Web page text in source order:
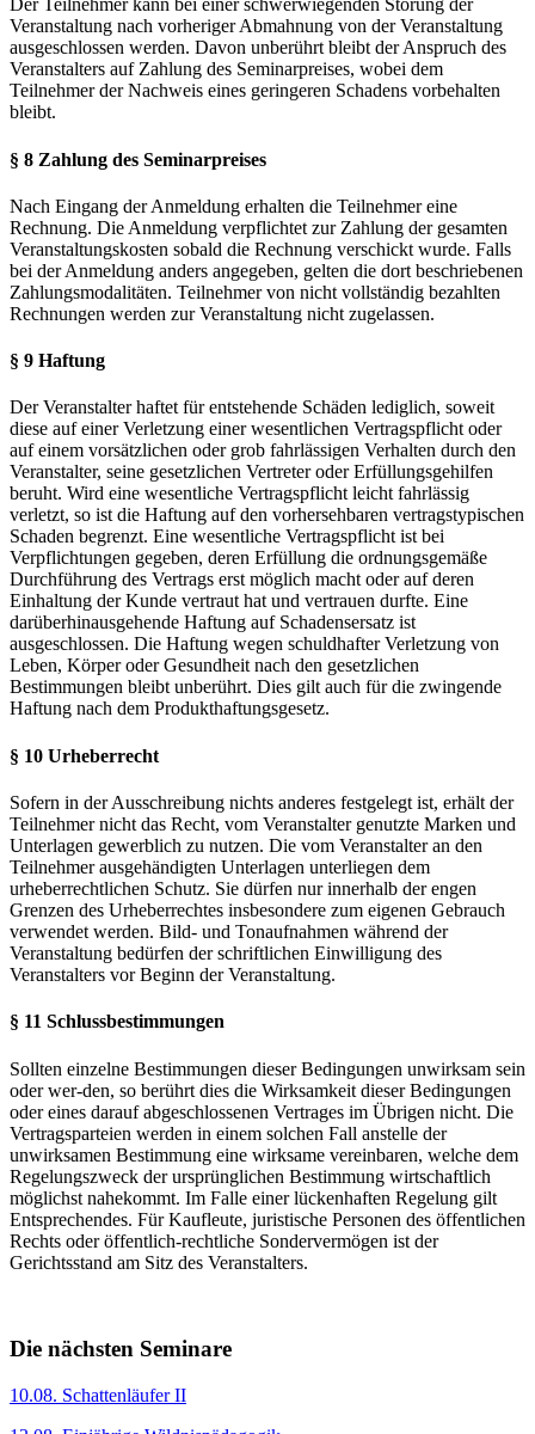
Der Teilnehmer kann bei einer schwerwiegenden Störung der
Veranstaltung nach vorheriger Abmahnung von der Veranstaltung
ausgeschlossen werden. Davon unberührt bleibt der Anspruch des
Veranstalters auf Zahlung des Seminarpreises, wobei dem
Teilnehmer der Nachweis eines geringeren Schadens vorbehalten
bleibt.
§ 8 Zahlung des Seminarpreises
Nach Eingang der Anmeldung erhalten die Teilnehmer eine
Rechnung. Die Anmeldung verpflichtet zur Zahlung der gesamten
Veranstaltungskosten sobald die Rechnung verschickt wurde. Falls
bei der Anmeldung anders angegeben, gelten die dort beschriebenen
Zahlungsmodalitäten. Teilnehmer von nicht vollständig bezahlten
Rechnungen werden zur Veranstaltung nicht zugelassen.
§ 9 Haftung
Der Veranstalter haftet für entstehende Schäden lediglich, soweit
diese auf einer Verletzung einer wesentlichen Vertragspflicht oder
auf einem vorsätzlichen oder grob fahrlässigen Verhalten durch den
Veranstalter, seine gesetzlichen Vertreter oder Erfüllungsgehilfen
beruht. Wird eine wesentliche Vertragspflicht leicht fahrlässig
verletzt, so ist die Haftung auf den vorhersehbaren vertragstypischen
Schaden begrenzt. Eine wesentliche Vertragspflicht ist bei
Verpflichtungen gegeben, deren Erfüllung die ordnungsgemäße
Durchführung des Vertrags erst möglich macht oder auf deren
Einhaltung der Kunde vertraut hat und vertrauen durfte. Eine
darüberhinausgehende Haftung auf Schadensersatz ist
ausgeschlossen. Die Haftung wegen schuldhafter Verletzung von
Leben, Körper oder Gesundheit nach den gesetzlichen
Bestimmungen bleibt unberührt. Dies gilt auch für die zwingende
Haftung nach dem Produkthaftungsgesetz.
§ 10 Urheberrecht
Sofern in der Ausschreibung nichts anderes festgelegt ist, erhält der
Teilnehmer nicht das Recht, vom Veranstalter genutzte Marken und
Unterlagen gewerblich zu nutzen. Die vom Veranstalter an den
Teilnehmer ausgehändigten Unterlagen unterliegen dem
urheberrechtlichen Schutz. Sie dürfen nur innerhalb der engen
Grenzen des Urheberrechtes insbesondere zum eigenen Gebrauch
verwendet werden. Bild- und Tonaufnahmen während der
Veranstaltung bedürfen der schriftlichen Einwilligung des
Veranstalters vor Beginn der Veranstaltung.
§ 11 Schlussbestimmungen
Sollten einzelne Bestimmungen dieser Bedingungen unwirksam sein
oder wer-den, so berührt dies die Wirksamkeit dieser Bedingungen
oder eines darauf abgeschlossenen Vertrages im Übrigen nicht. Die
Vertragsparteien werden in einem solchen Fall anstelle der
unwirksamen Bestimmung eine wirksame vereinbaren, welche dem
Regelungszweck der ursprünglichen Bestimmung wirtschaftlich
möglichst nahekommt. Im Falle einer lückenhaften Regelung gilt
Entsprechendes. Für Kaufleute, juristische Personen des öffentlichen
Rechts oder öffentlich-rechtliche Sondervermögen ist der
Gerichtsstand am Sitz des Veranstalters.
Die nächsten Seminare
10.08. Schattenläufer II